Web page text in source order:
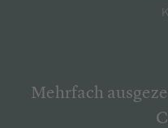
Mehrfach